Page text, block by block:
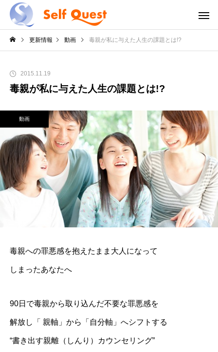
更新情報 動画 毒親が私に与えた人生の課題とは!?
2015.11.19
毒親が私に与えた人生の課題とは!?
動画
毒親への罪悪感を抱えたまま大人になって
しまったあなたへ
90日で毒親から取り込んだ不要な罪悪感を
解放し「 親軸」から「自分軸」へシフトする
“書き出す親離（しんり）カウンセリング”